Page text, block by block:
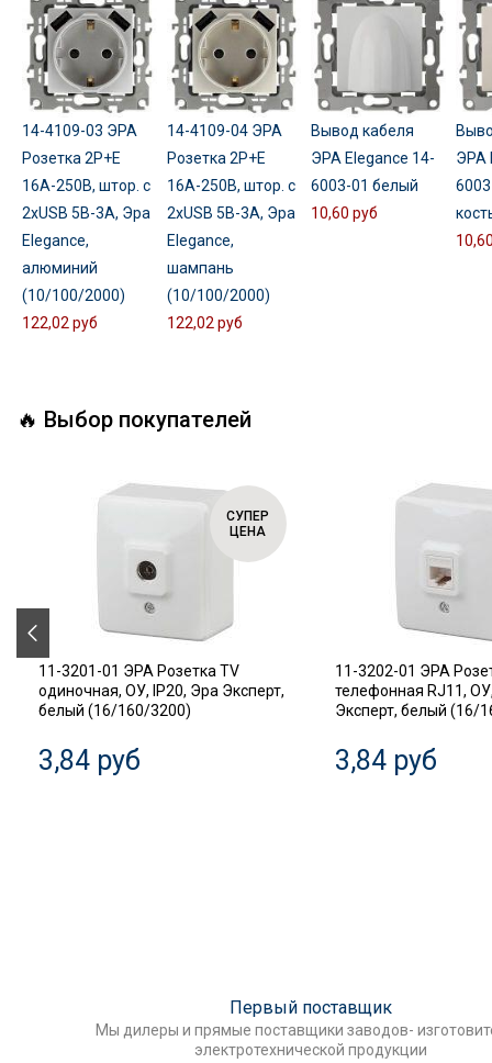
14-4109-03 ЭРА
Розетка 2P+E
16A-250В, штор. с
2xUSB 5В-3А, Эра
Elegance,
алюминий
(10/100/2000)
122,02 руб
14-4109-04 ЭРА
Розетка 2P+E
16A-250В, штор. с
2xUSB 5В-3А, Эра
Elegance,
шампань
(10/100/2000)
122,02 руб
Вывод кабеля
ЭРА Elegance 14-
6003-01 белый
10,60 руб
ЭРА
🔥 Выбор покупателей
СУПЕР
ЦЕНА
11-3201-01 ЭРА Розетка TV
одиночная, ОУ, IP20, Эра Эксперт,
белый (16/160/3200)
3,84 руб
11-3202-01 ЭРА
телефонная RJ11,
Эксперт, белый (16/
3,84 руб
Первый поставщик
Мы дилеры и прямые поставщики заводов-
электротехнической продукции